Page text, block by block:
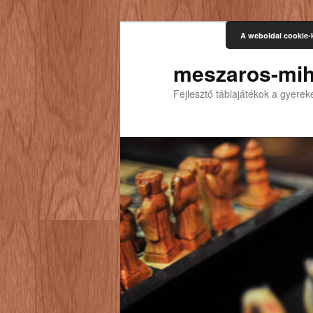
meszaros-
Fejlesztő táblajátékok a
A weboldal